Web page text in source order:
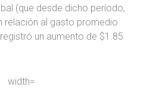
(que desde dicho período,
relación al gasto promedio
un aumento de $1.85